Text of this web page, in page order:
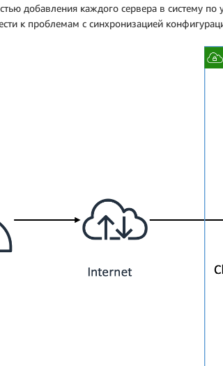
добавления каждого сервера в систему
к проблемам с синхронизацией